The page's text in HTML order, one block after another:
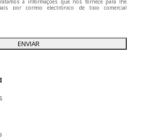
a informações que nos fornece para lhe
por correio electrónico de tipo comercial
oferecidos e outros produtos que possam ser do
admin@grupoesneca.com.
a nossa Política de Privacidade.
(por telefone e/ou correio electrónico):